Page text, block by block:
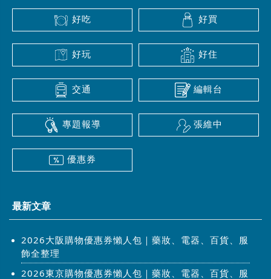
好吃 好買
好玩 好住
交通 編輯台
專題報導 張維中
優惠券
最新文章
2026大阪購物優惠券懶人包｜藥妝、電器、百貨、服
飾全整理
2026東京購物優惠券懶人包｜藥妝、電器、百貨、服